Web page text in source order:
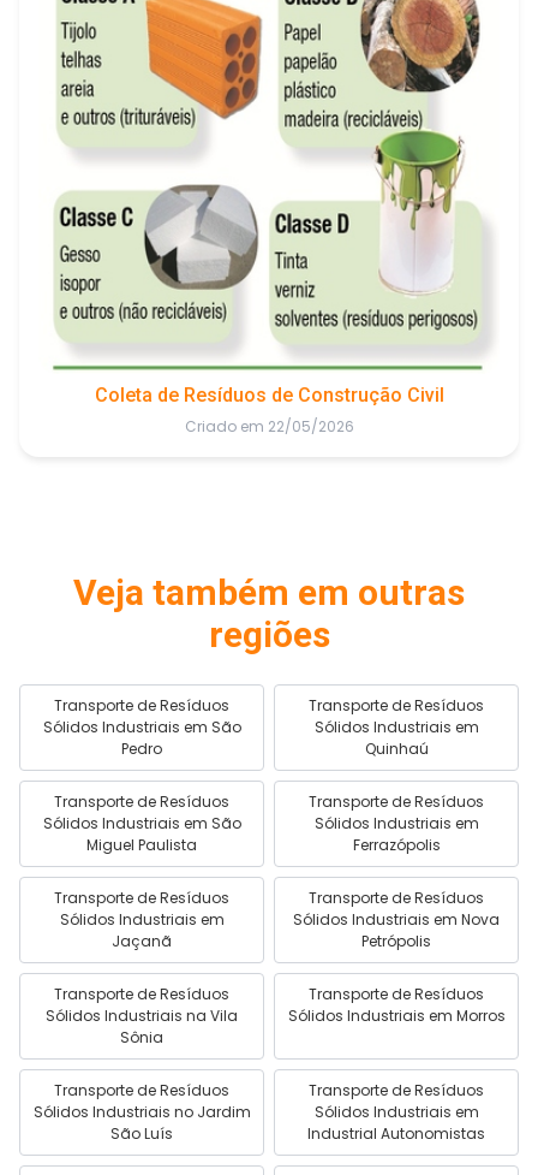
Coleta de Resíduos de Construção Civil
Criado em 22/05/2026
Veja também em outras
regiões
Transporte de Resíduos
Sólidos Industriais em São
Pedro
Transporte de Resíduos
Sólidos Industriais em
Quinhaú
Transporte de Resíduos
Sólidos Industriais em São
Miguel Paulista
Transporte de Resíduos
Sólidos Industriais em
Ferrazópolis
Transporte de Resíduos
Sólidos Industriais em
Jaçanã
Transporte de Resíduos
Sólidos Industriais em Nova
Petrópolis
Transporte de Resíduos
Sólidos Industriais na Vila
Sônia
Transporte de Resíduos
Sólidos Industriais em Morros
Transporte de Resíduos
Sólidos Industriais no Jardim
São Luís
Transporte de Resíduos
Sólidos Industriais em
Industrial Autonomistas